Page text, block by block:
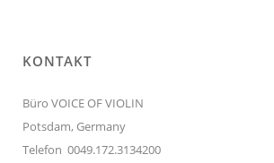
KONTAKT
Büro VOICE OF VIOLIN
Potsdam, Germany
Telefon 0049.172.3134200